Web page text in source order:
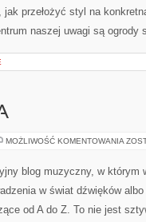
przełożyć styl na
naszej uwagi są
MOŻLIWOŚĆ KOMENTOWANIA
blog muzyczny, w którym
w świat dźwięków albo
od A do Z. To nie jest